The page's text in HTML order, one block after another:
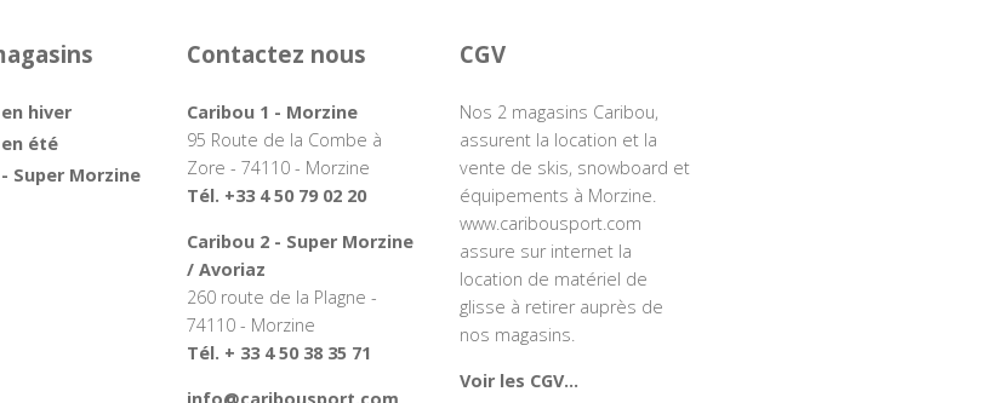
hiver
été
Super Morzine
Contactez nous
Caribou 1 - Morzine
95 Route de la Combe à
Zore - 74110 - Morzine
Tél. +33 4 50 79 02 20
Caribou 2 - Super Morzine
/ Avoriaz
260 route de la Plagne -
74110 - Morzine
Tél. + 33 4 50 38 35 71
info@caribousport.com
CGV
Nos 2 magasins Caribou,
assurent la location et la
vente de skis, snowboard et
équipements à Morzine.
www.caribousport.com
assure sur internet la
location de matériel de
glisse à retirer auprès de
nos magasins.
Voir les CGV...